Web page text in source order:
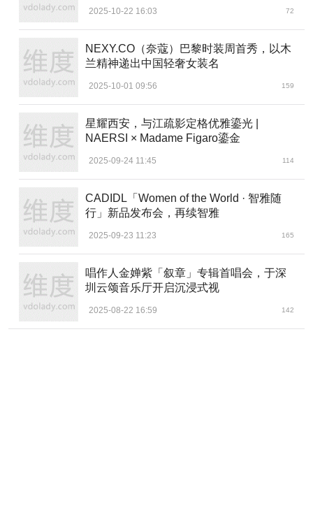
2025-10-22 16:03 72
NEXY.CO（奈蔻）巴黎时装周首秀，以木
兰精神递出中国轻奢女装名
2025-10-01 09:56 159
星耀西安，与江疏影定格优雅鎏光 |
NAERSI × Madame Figaro鎏金
2025-09-24 11:45 114
CADIDL「Women of the World · 智雅随
行」新品发布会，再续智雅
2025-09-23 11:23 165
唱作人金婵紫「叙章」专辑首唱会，于深
圳云颂音乐厅开启沉浸式视
2025-08-22 16:59 142